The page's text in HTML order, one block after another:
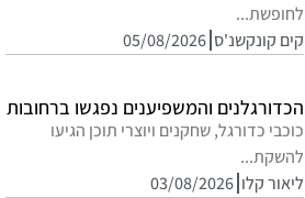
לחופשת...
קים קונקשנ'ס 05/08/2026
הכדורגלנים והמשפיענים נפגשו ברחובות
כוכבי כדורגל, שחקנים ויוצרי תוכן הגיעו
להשקת...
ליאור קלו 03/08/2026